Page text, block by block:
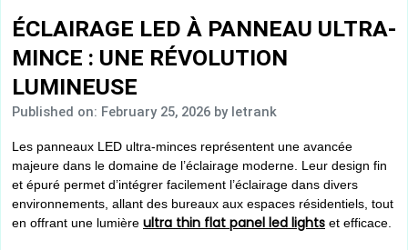
ÉCLAIRAGE LED À PANNEAU ULTRA-
MINCE : UNE RÉVOLUTION
LUMINEUSE
Published on: February 25, 2026 by letrank
Les panneaux LED ultra-minces représentent une avancée
majeure dans le domaine de l’éclairage moderne. Leur design fin
et épuré permet d’intégrer facilement l’éclairage dans divers
environnements, allant des bureaux aux espaces résidentiels, tout
en offrant une lumière ultra thin flat panel led lights et efficace.